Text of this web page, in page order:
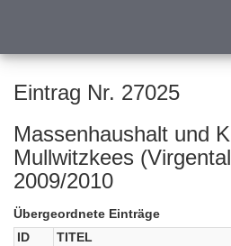
Eintrag Nr. 27025
Massenhaushalt und
Mullwitzkees
2009/2010
Übergeordnete Einträge
ID
TITEL